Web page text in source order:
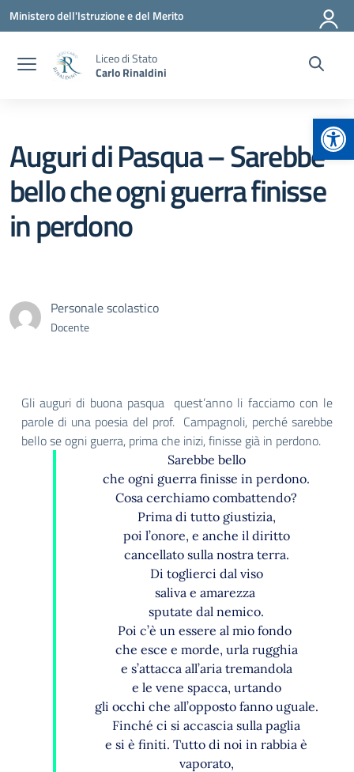
Vai ai contenuti
Vai al menu di navigazione
Vai al footer
Ministero dell'Istruzione e del Merito
Liceo di Stato
Carlo Rinaldini
Auguri di Pasqua – Sarebbe
bello che ogni guerra finisse
in perdono
Personale scolastico
Docente
Gli auguri di buona pasqua quest’anno li facciamo con le
parole di una poesia del prof. Campagnoli, perché sarebbe
bello se ogni guerra, prima che inizi, finisse già in perdono.
Sarebbe bello
che ogni guerra finisse in perdono.
Cosa cerchiamo combattendo?
Prima di tutto giustizia,
poi l’onore, e anche il diritto
cancellato sulla nostra terra.
Di toglierci dal viso
saliva e amarezza
sputate dal nemico.
Poi c’è un essere al mio fondo
che esce e morde, urla rugghia
e s’attacca all’aria tremandola
e le vene spacca, urtando
gli occhi che all’opposto fanno uguale.
Finché ci si accascia sulla paglia
e si è finiti. Tutto di noi in rabbia è
vaporato,